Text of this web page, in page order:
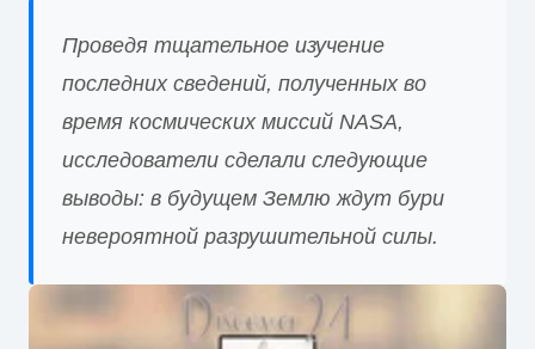
Проведя тщательное изучение
последних сведений, полученных во
время космических миссий NASA,
исследователи сделали следующие
выводы: в будущем Землю ждут бури
невероятной разрушительной силы.